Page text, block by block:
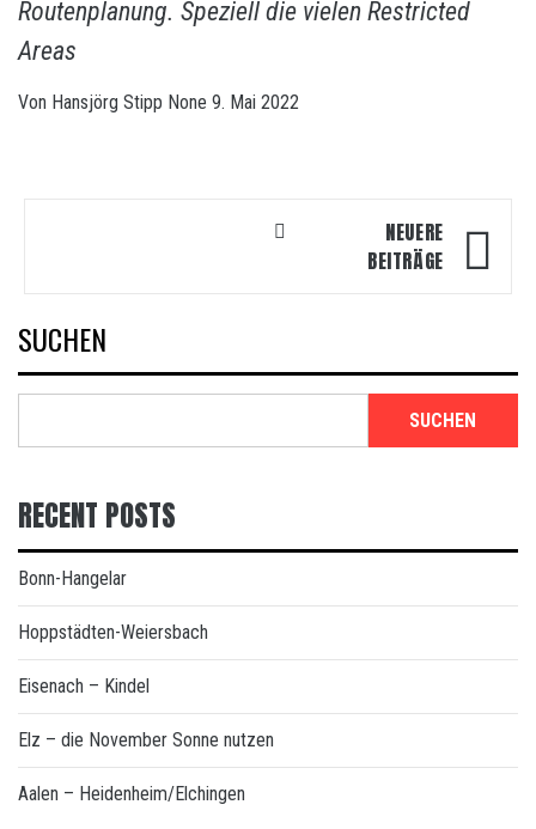
Routenplanung. Speziell die vielen Restricted
Areas
Von Hansjörg Stipp None 9. Mai 2022
Beitragsnavigation
NEUERE
BEITRÄGE
SUCHEN
SUCHEN
RECENT POSTS
Bonn-Hangelar
Hoppstädten-Weiersbach
Eisenach – Kindel
Elz – die November Sonne nutzen
Aalen – Heidenheim/Elchingen